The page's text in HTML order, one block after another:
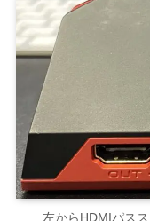
左からHDMIパス